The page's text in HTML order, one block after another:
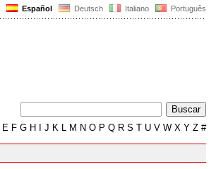
Español Deutsch Italiano Português
E F G H J K L M N O P Q R S T U V W X Y Z #